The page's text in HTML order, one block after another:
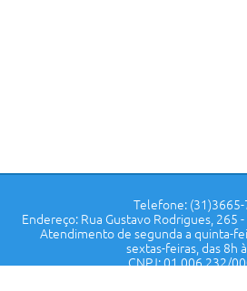
Telefone:
Endereço: Rua Gustavo Rodrigues, 265
Atendimento de segunda a quinta-
sextas-feiras, das 8h
CNPJ: 01.006.232/